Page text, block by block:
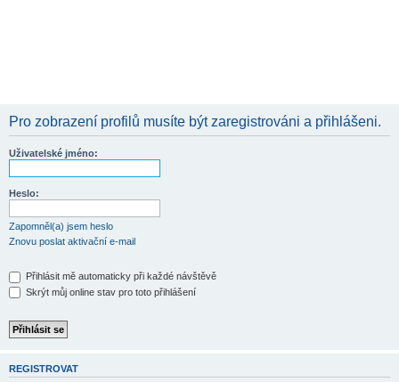
Pro zobrazení profilů musíte být zaregistrováni a přihlášeni.
Uživatelské jméno:
Heslo:
Zapomněl(a) jsem heslo
Znovu poslat aktivační e-mail
Přihlásit mě automaticky při každé návštěvě
Skrýt můj online stav pro toto přihlášení
REGISTROVAT